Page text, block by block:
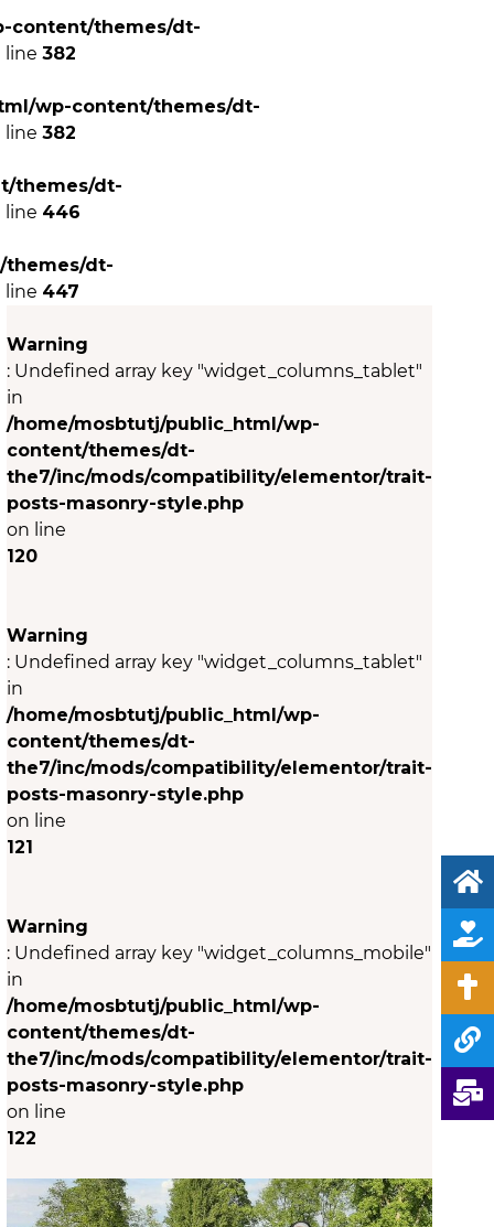
content/themes/dt-
382
wp-content/themes/dt-
382
themes/dt-
446
themes/dt-
447
Warning
: Undefined array key "widget_columns_tablet"
in
/home/mosbtutj/public_html/wp-
content/themes/dt-
the7/inc/mods/compatibility/elementor/trait-
posts-masonry-style.php
on line
120
Warning
: Undefined array key "widget_columns_tablet"
in
/home/mosbtutj/public_html/wp-
content/themes/dt-
the7/inc/mods/compatibility/elementor/trait-
posts-masonry-style.php
on line
121
Warning
: Undefined array key "widget_columns_mobile"
in
/home/mosbtutj/public_html/wp-
content/themes/dt-
the7/inc/mods/compatibility/elementor/trait-
posts-masonry-style.php
on line
122